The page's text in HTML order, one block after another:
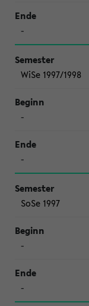
-
WiSe 1997/1998
-
-
SoSe 1997
-
-